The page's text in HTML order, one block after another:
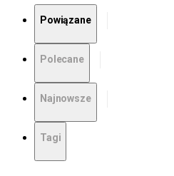
Powiązane
Polecane
Najnowsze
Tagi